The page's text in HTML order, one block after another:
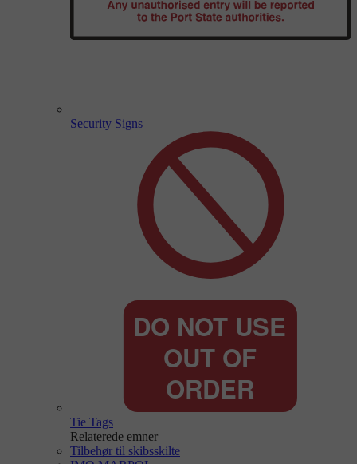
Security Signs
Tie Tags
Relaterede emner
Tilbehør til skibsskilte